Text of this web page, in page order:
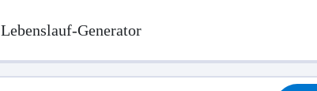
Lebenslauf-Generator